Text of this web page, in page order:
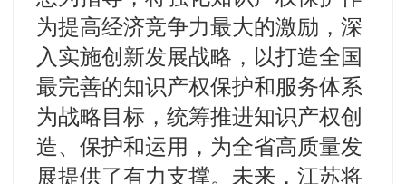
为提高经济竞争力最大的激励，深
入实施创新发展战略，以打造全国
最完善的知识产权保护和服务体系
为战略目标，统筹推进知识产权创
造、保护和运用，为全省高质量发
展提供了有力支撑。未来，江苏将